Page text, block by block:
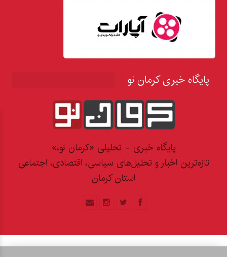
پایگاه خبری کرمان نو
پایگاه خبری - تحلیلی «کرمان نو،»
تازه‌ترین اخبار و تحلیل‌های سیاسی، اقتصادی، اجتماعی
استان کرمان